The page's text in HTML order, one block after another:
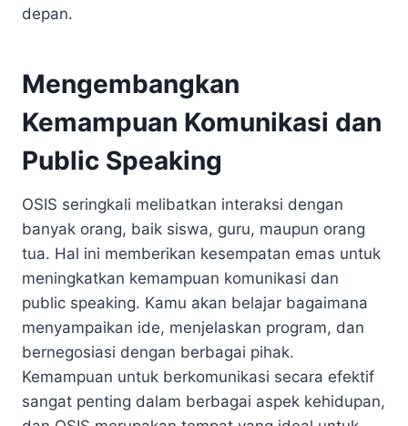
depan.
Mengembangkan
Kemampuan Komunikasi dan
Public Speaking
OSIS seringkali melibatkan interaksi dengan
banyak orang, baik siswa, guru, maupun orang
tua. Hal ini memberikan kesempatan emas untuk
meningkatkan kemampuan komunikasi dan
public speaking. Kamu akan belajar bagaimana
menyampaikan ide, menjelaskan program, dan
bernegosiasi dengan berbagai pihak.
Kemampuan untuk berkomunikasi secara efektif
sangat penting dalam berbagai aspek kehidupan,